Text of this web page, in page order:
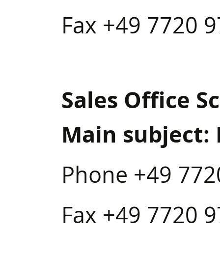
Fax +49 7720
Sales Office
Main subject:
Phone +49
Fax +49 7720